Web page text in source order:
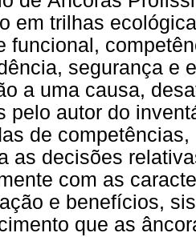
em trilhas
funcional,
segurança e
a uma causa,
pelo autor do
de
as decisões
com as
e benefícios,
que as